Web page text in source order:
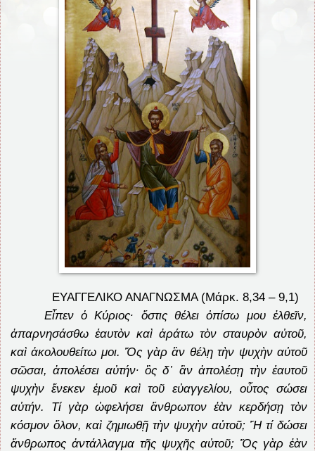
ΕΥΑΓΓΕΛΙΚΟ ΑΝΑΓΝΩΣΜΑ (Μάρκ. 8,34 – 9,1)
Εἶπεν ὁ Κύριος· ὅστις θέλει ὀπίσω μου ἐλθεῖν,
ἀπαρνησάσθω ἑαυτὸν καὶ ἀράτω τὸν σταυρὸν αὐτοῦ,
καὶ ἀκολουθείτω μοι. Ὅς γὰρ ἂν θέλῃ τὴν ψυχὴν αὐτοῦ
σῶσαι, ἀπολέσει αὐτήν· ὃς δ᾿ ἂν ἀπολέσῃ τὴν ἑαυτοῦ
ψυχὴν ἕνεκεν ἐμοῦ καὶ τοῦ εὐαγγελίου, οὗτος σώσει
αὐτήν. Τί γὰρ ὠφελήσει ἄνθρωπον ἐὰν κερδήσῃ τὸν
κόσμον ὅλον, καὶ ζημιωθῇ τὴν ψυχὴν αὐτοῦ; Ἤ τί δώσει
ἄνθρωπος ἀντάλλαγμα τῆς ψυχῆς αὐτοῦ; Ὅς γὰρ ἐὰν